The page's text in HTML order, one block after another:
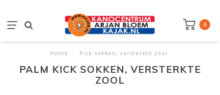
0
Home / Kick sokken, versterkte zool
PALM KICK SOKKEN, VERSTERKTE
ZOOL